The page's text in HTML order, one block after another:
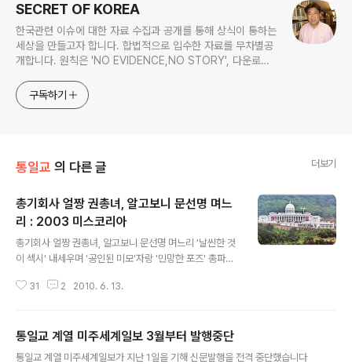
SECRET OF KOREA
한국관련 이슈에 대한 자료 수집과 공개를 통해 상식이 통하는
세상을 만들고자 합니다. 합법적으로 입수한 자료를 무차별공
개합니다. 원칙은 'NO EVIDENCE,NO STORY', 다운로드
jesim56@gmail.com, 안보일때는 구글리더나 RSS로!!
구독하기
통일교 의 다른 글 더보기
총기회사 얼짱 권총녀, 알고보니 문선명 며느
리 : 2003 미스코리아
총기회사 얼짱 권총녀, 알고보니 문선명 며느리 '날씬한 것
이 섹시' 내세우며 '공인된 미모'자랑 '민망한 포즈' 총파는
도 뚫렸다 - 정일이 꼭지 돌았다 http://andocu.tistory.
ry.com/2068 대통령입니다 '갸우뚱' - 청와대 홍보실,
MB에게 물먹이나? http://andocu.tistory.com/2076
31 2 2010. 6. 13.
통일교 계열 미주세계일보 3월부터 발행중단
통일교 계열 미주세계일보가 지난 1일을 기해 신문발행을 전격 중단했습니다